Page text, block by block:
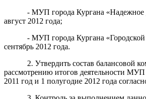
- МУП города Кургана «Надежное
август 2012 года;
- МУП города Кургана «Городской
сентябрь 2012 года.
2. Утвердить состав балансовой
рассмотрению итогов деятельности МУП
2011 год и 1 полугодие 2012 года